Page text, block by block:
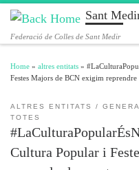
Skip to content Sant
Federació de Colles de Sant Medir
Home » altres entitats »
Festes Majors de BCN exigim reprendre
ALTRES ENTITATS
TOTES
Cultura Popular i